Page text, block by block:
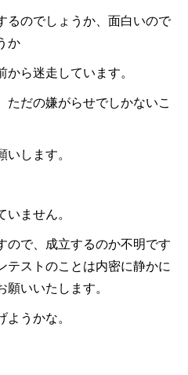
るのでしょうか、面白いので
か
ら迷走しています。
ただの嫌がらせでしかないこ
します。
ません。
ので、成立するのか不明です
テストのことは内密に静かに
いいたします。
うかな。